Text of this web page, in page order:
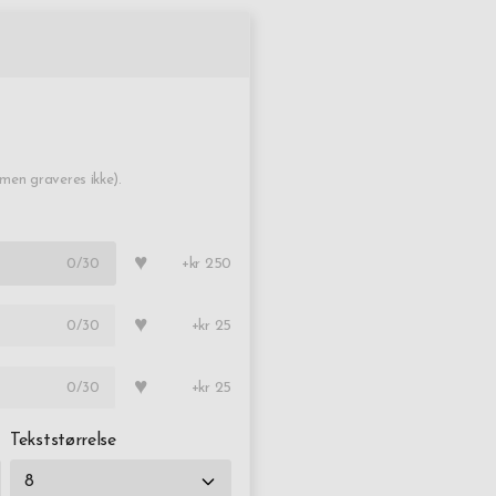
graveres ikke).
0/30 ♥ +kr 250
0/30 ♥ +kr 25
0/30 ♥ +kr 25
Tekststørrelse